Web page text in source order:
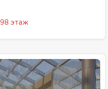
98 этаж